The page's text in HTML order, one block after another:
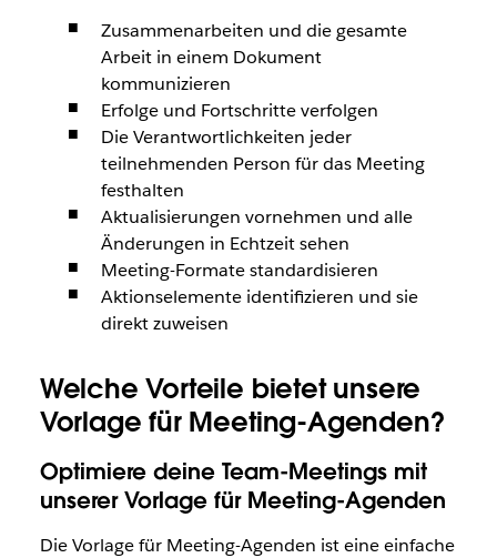
Zusammenarbeiten und die gesamte
Arbeit in einem Dokument
kommunizieren
Erfolge und Fortschritte verfolgen
Die Verantwortlichkeiten jeder
teilnehmenden Person für das Meeting
festhalten
Aktualisierungen vornehmen und alle
Änderungen in Echtzeit sehen
Meeting-Formate standardisieren
Aktionselemente identifizieren und sie
direkt zuweisen
Welche Vorteile bietet unsere
Vorlage für Meeting-Agenden?
Optimiere deine Team-Meetings mit
unserer Vorlage für Meeting-Agenden
Die Vorlage für Meeting-Agenden ist eine einfache